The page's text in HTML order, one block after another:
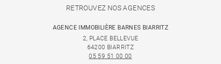
RETROUVEZ NOS AGENCES
AGENCE IMMOBILIÈRE BARNES BIARRITZ
2, PLACE BELLEVUE
64200 BIARRITZ
05 59 51 00 00